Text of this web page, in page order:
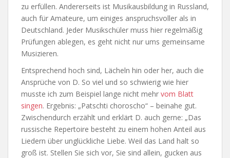
zu erfüllen. Andererseits ist Musikausbildung in Russland,
auch für Amateure, um einiges anspruchsvoller als in
Deutschland. Jeder Musikschüler muss hier regelmäßig
Prüfungen ablegen, es geht nicht nur ums gemeinsame
Musizieren.
Entsprechend hoch sind, Lächeln hin oder her, auch die
Ansprüche von D. So viel und so schwierig wie hier
musste ich zum Beispiel lange nicht mehr vom Blatt
singen. Ergebnis: „Patschti choroscho“ – beinahe gut.
Zwischendurch erzählt und erklärt D. auch gerne: „Das
russische Repertoire besteht zu einem hohen Anteil aus
Liedern über unglückliche Liebe. Weil das Land halt so
groß ist. Stellen Sie sich vor, Sie sind allein, gucken aus